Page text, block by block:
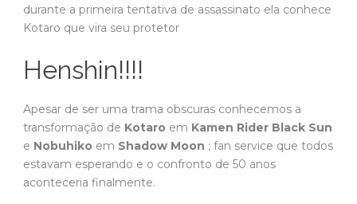
durante a primeira tentativa de assassinato ela conhece
Kotaro que vira seu protetor
Henshin!!!!
Apesar de ser uma trama obscuras conhecemos a
transformação de Kotaro em Kamen Rider Black Sun
e Nobuhiko em Shadow Moon ; fan service que todos
estavam esperando e o confronto de 50 anos
aconteceria finalmente.